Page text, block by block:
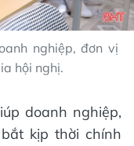
nghiệp, đơn vị
hội nghị.
doanh nghiệp,
kịp thời chính